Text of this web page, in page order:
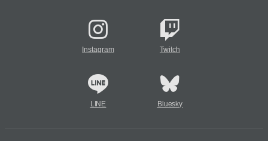
Instagram Twitch
LINE Bluesky